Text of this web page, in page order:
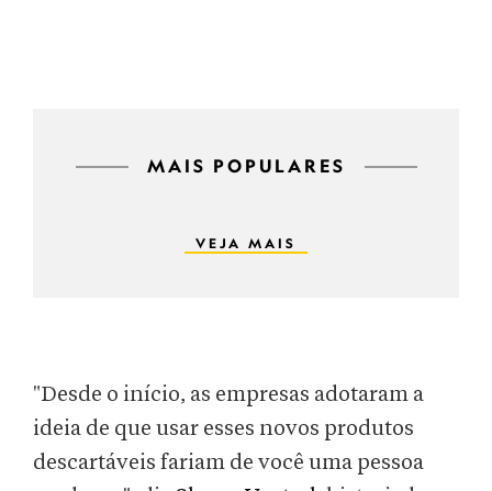
MAIS POPULARES
VEJA MAIS
"Desde o início, as empresas adotaram a
ideia de que usar esses novos produtos
descartáveis fariam de você uma pessoa